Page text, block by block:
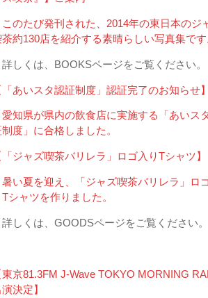
このたび発刊された、2014年の東日本のジ
茶約130店を紹介する素晴らしい写真集です
しくは、BOOKSページをご覧ください。
「あいスタ認証制度」認証完了のお知らせ】
愛知県が県内の飲食店に実施する「あいス
度」に合格しました。
「ジャズ喫茶バリレラ」ロゴ入りTシャツ】
暑い夏を迎え、「ジャズ喫茶バリレラ」ロ
シャツを作りました。
しくは、GOODSページをご覧ください。
東京81.3FM J-Wave TOKYO MORNING
決定】